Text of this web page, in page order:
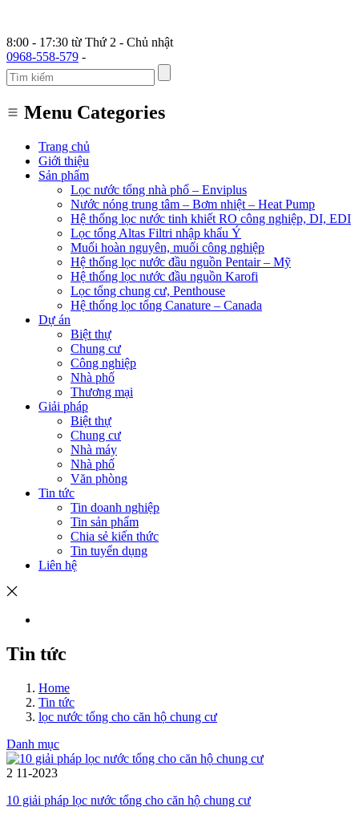
8:00 - 17:30 từ Thứ 2 - Chủ nhật
0968-558-579 -
Menu Categories
Trang chủ
Giới thiệu
Sản phẩm
Lọc nước tổng nhà phố – Enviplus
Nước nóng trung tâm – Bơm nhiệt – Heat Pump
Hệ thống lọc nước tinh khiết RO công nghiệp, DI, EDI
Lọc tổng Altas Filtri nhập khẩu Ý
Muối hoàn nguyên, muối công nghiệp
Hệ thống lọc nước đầu nguồn Pentair – Mỹ
Hệ thống lọc nước đầu nguồn Karofi
Lọc tổng chung cư, Penthouse
Hệ thống lọc tổng Canature – Canada
Dự án
Biệt thự
Chung cư
Công nghiệp
Nhà phố
Thương mại
Giải pháp
Biệt thự
Chung cư
Nhà máy
Nhà phố
Văn phòng
Tin tức
Tin doanh nghiệp
Tin sản phẩm
Chia sẻ kiến thức
Tin tuyển dụng
Liên hệ
Tin tức
Home
Tin tức
lọc nước tổng cho căn hộ chung cư
Danh mục
2 11-2023
10 giải pháp lọc nước tổng cho căn hộ chung cư